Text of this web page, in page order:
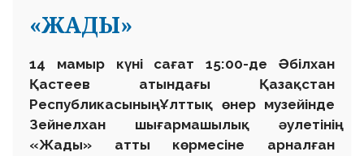
«ЖАДЫ»
14 мамыр күні сағат 15:00-де Әбілхан
Қастеев атындағы Қазақстан
Республикасының Ұлттық өнер музейінде
Зейнелхан шығармашылық әулетінің
«Жады» атты көрмесіне арналған